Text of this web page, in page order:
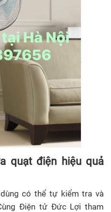
quạt điện hiệu quả
có thể tự kiểm tra và
Điện tử Đức Lợi tham